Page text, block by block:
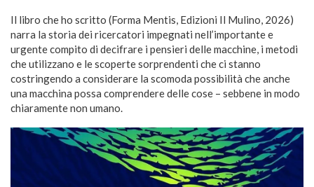
Il libro che ho scritto (Forma Mentis, Edizioni Il Mulino, 2026)
narra la storia dei ricercatori impegnati nell’importante e
urgente compito di decifrare i pensieri delle macchine, i metodi
che utilizzano e le scoperte sorprendenti che ci stanno
costringendo a considerare la scomoda possibilità che anche
una macchina possa comprendere delle cose – sebbene in modo
chiaramente non umano.